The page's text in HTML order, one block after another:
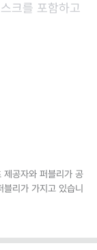
크를 포함하고
공자와 퍼블리가 공
리가 가지고 있습니